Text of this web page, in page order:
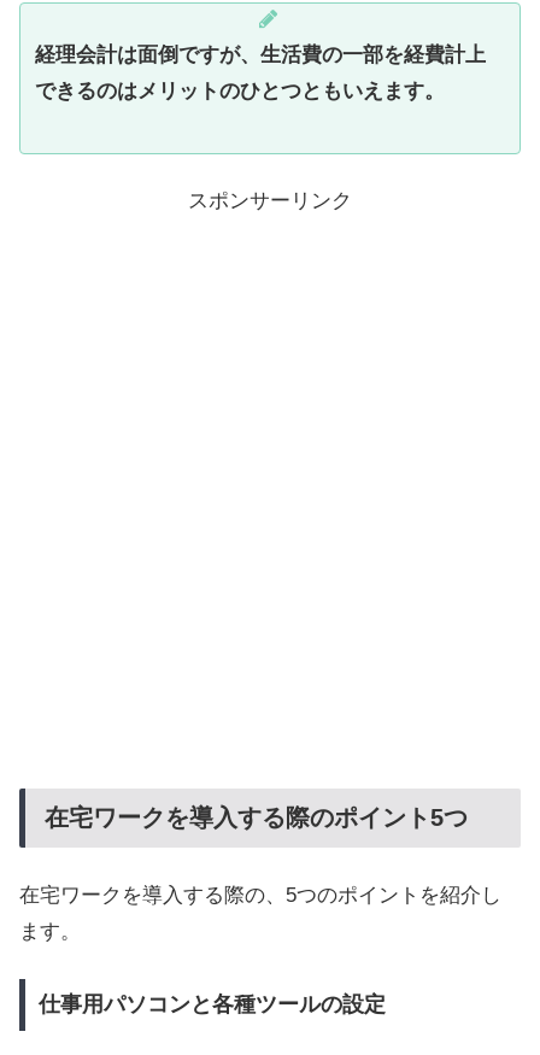
経理会計は面倒ですが、生活費の一部を経費計上
できるのはメリットのひとつともいえます。
スポンサーリンク
在宅ワークを導入する際のポイント5つ
在宅ワークを導入する際の、5つのポイントを紹介し
ます。
仕事用パソコンと各種ツールの設定